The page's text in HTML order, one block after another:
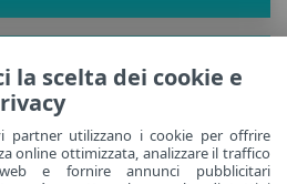
la scelta dei cookie e
partner utilizzano i cookie per offrire
online ottimizzata, analizzare il traffico
e fornire annunci pubblicitari